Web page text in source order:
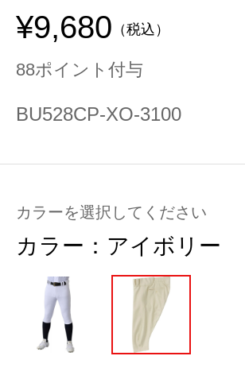
¥9,680 （税込）
88ポイント付与
BU528CP-XO-3100
カラーを選択してください
カラー： アイボリー